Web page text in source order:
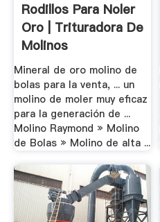
Rodillos Para Noler
Oro | Trituradora De
Molinos
Mineral de oro molino de
bolas para la venta, ... un
molino de moler muy eficaz
para la generación de ...
Molino Raymond » Molino
de Bolas » Molino de alta ...